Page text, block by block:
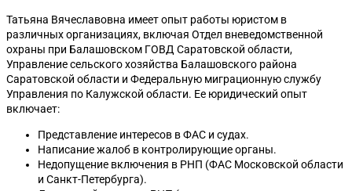
Татьяна Вячеславовна имеет опыт работы юристом в
различных организациях, включая Отдел вневедомственной
охраны при Балашовском ГОВД Саратовской области,
Управление сельского хозяйства Балашовского района
Саратовской области и Федеральную миграционную службу
Управления по Калужской области. Ее юридический опыт
включает:
Представление интересов в ФАС и судах.
Написание жалоб в контролирующие органы.
Недопущение включения в РНП (ФАС Московской области
и Санкт-Петербурга).